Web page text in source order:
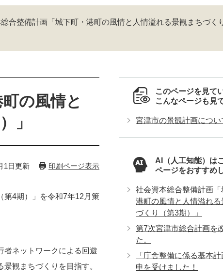
合整備計画「城下町・港町の風情と人情溢れる景観まちづく
の風情と
」
1日更新 印刷ページ表示
第4期）」を令和7年12月策
者ネットワークによる回遊
観まちづくりを目指す。
このページを見て
こんなページも見
宮津市の景観計画につい
AI（人工知能）は
ページをおすすめ
社会資本総合整備計画「
港町の風情と人情溢れる
づくり（第3期）」
第7次宮津市総合計画を
た。
「庁舎整備に係る基本
申を受けました！